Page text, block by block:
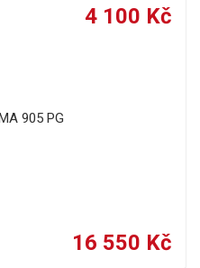
4 100 Kč
16 550 Kč